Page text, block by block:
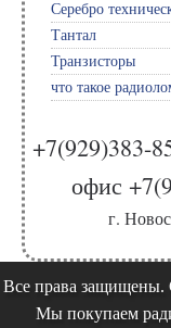
Серебро
Тантал
Транзисторы
что такое
+7(929)383-
офис
г.
Все права защищены.
Мы покупаем